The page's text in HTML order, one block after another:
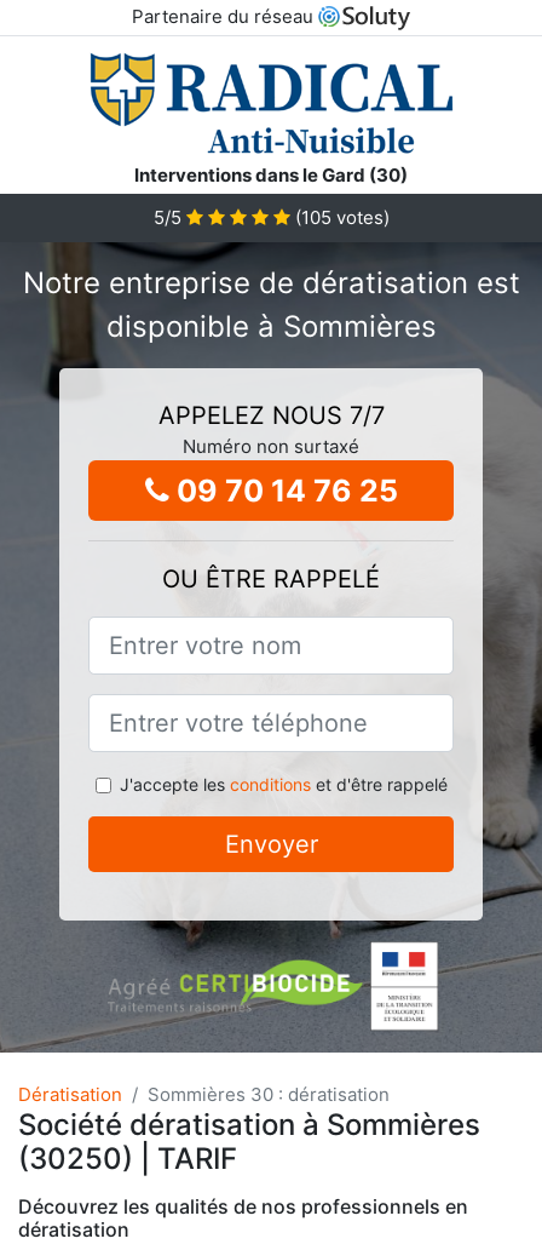
Partenaire du réseau
Interventions dans le Gard (30)
5/5
(105 votes)
Notre entreprise de dératisation est
disponible à Sommières
APPELEZ NOUS 7/7
Numéro non surtaxé
09 70 14 76 25
OU ÊTRE RAPPELÉ
J'accepte les conditionset d'être rappelé
Envoyer
Dératisation Sommières 30 : dératisation
Société dératisation à Sommières
(30250) | TARIF
Découvrez les qualités de nos professionnels en
dératisation